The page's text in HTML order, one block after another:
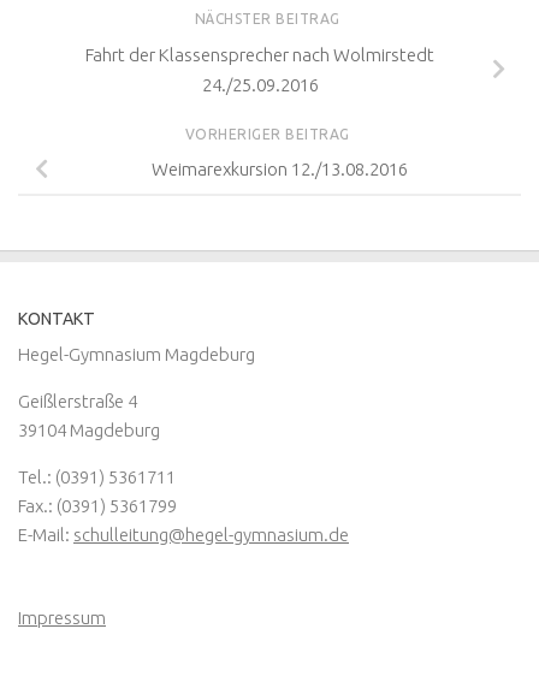
NÄCHSTER BEITRAG
Fahrt der Klassensprecher nach Wolmirstedt
24./25.09.2016
VORHERIGER BEITRAG
Weimarexkursion 12./13.08.2016
KONTAKT
Hegel-Gymnasium Magdeburg
Geißlerstraße 4
39104 Magdeburg
Tel.: (0391) 5361711
Fax.: (0391) 5361799
E-Mail: schulleitung@hegel-gymnasium.de
Impressum